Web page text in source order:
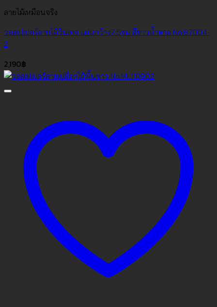
ลายไม้เหมือนจริง
วอลเปเปอร์ลายไม้วินเทจ แผ่นกว้าง7.5ซม สีขาวน้ำตาล No.87004-
2
2,190฿